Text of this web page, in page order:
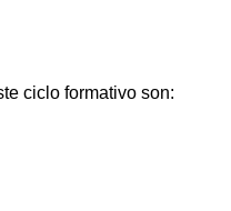
ciclo formativo son: